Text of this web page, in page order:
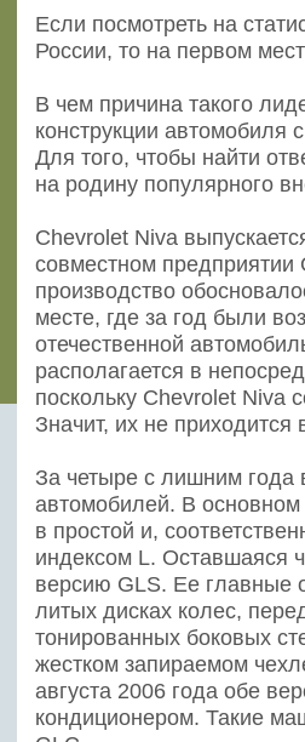
Если посмотреть на
России, то на первом
В чем причина такого
конструкции автомобиля
Для того, чтобы найти
на родину популярного
Chevrolet Niva
совместном предприятии
производство
месте, где за год были
отечественной
располагается в
поскольку Chevrolet Niva
Значит, их не приходится
За четыре с лишним
автомобилей. В
в простой и,
индексом L. Оставшаяся
версию GLS. Ее главные
литых дисках колес,
тонированных боковых
жестком запираемом
августа 2006 года обе
кондиционером. Такие